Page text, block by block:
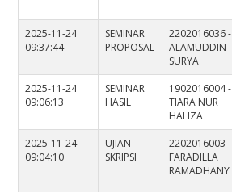
2025-11-24
09:37:44
SEMINAR
PROPOSAL
2202016036 -
ALAMUDDIN
SURYA
2025-11-24
09:06:13
SEMINAR
HASIL
1902016004 -
TIARA NUR
HALIZA
2025-11-24
09:04:10
UJIAN
SKRIPSI
2202016003 -
FARADILLA
RAMADHANY